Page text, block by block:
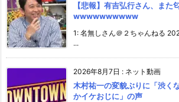
【悲報】有吉弘行さん、ま
wwwwwwwwww
1: 名無しさん＠２ちゃんねる
...
2026年8月7日 : ネット動画
木村祐一の変貌ぶりに「渋く
かイケおじに」の声